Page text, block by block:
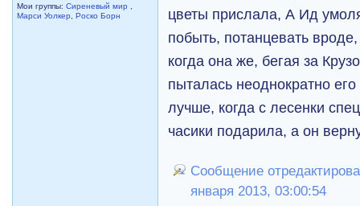
Мои группы:Сиреневый мир
Марси Уолкер
,Роско Борн
цветы прислала, А Ид
побыть, потанцевать
когда она же, бегая за
пыталась неоднократно
лучше, когда с лесенки
часики подарила, а он
Сообщение
января 2013, 03:00:54